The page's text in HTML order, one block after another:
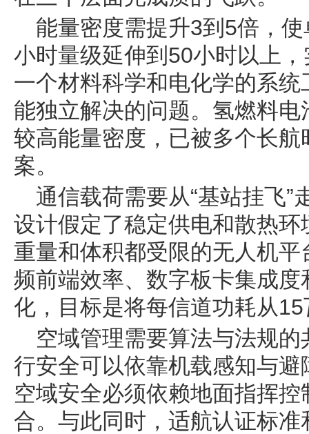
能量密度需提升3到5倍，
小时量级延伸到50小时以上
一个材料科学和电化学的系
能独立解决的问题。氢燃料
较高能量密度，已被多个长
案。
通信载荷需要从“基站挂飞”
设计假定了稳定供电和散热
重量和体积都受限的无人机
频前端效率、数字板卡集成
化，目标是将每信道功耗从
空域管理需要算法与法规
行安全可以依靠机载感知与
空域安全必须依赖地面指挥
合。与此同时，适航认证标